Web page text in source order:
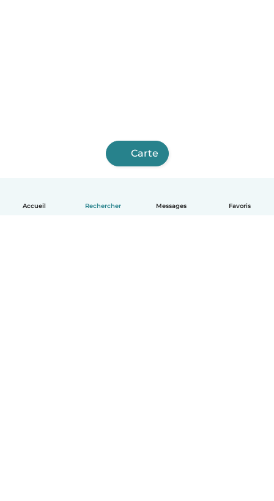
Accueil Rechercher Messages Favoris
Carte